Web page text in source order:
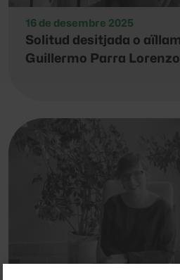
16 de desembre 2025
Solitud desitjada o
Guillermo Parra Lorenzo